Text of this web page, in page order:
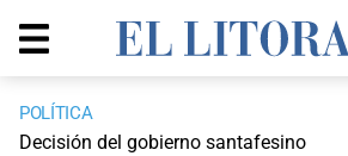
POLÍTICA
Decisión del gobierno santafesino